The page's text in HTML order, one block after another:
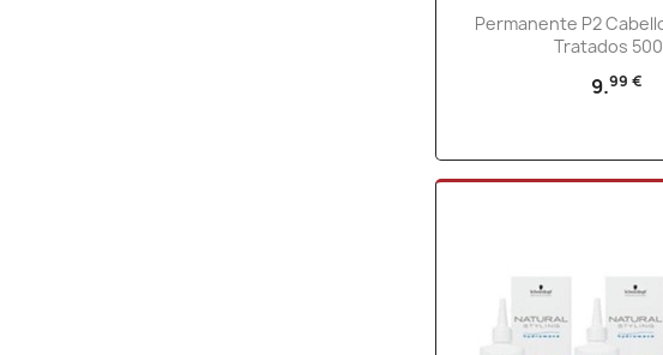
Vista
Permanente P2
Tratados
9.99 €